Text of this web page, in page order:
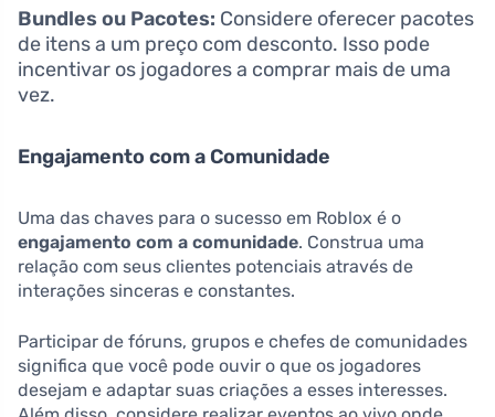
Bundles ou Pacotes: Considere oferecer pacotes
de itens a um preço com desconto. Isso pode
incentivar os jogadores a comprar mais de uma
vez.
Engajamento com a Comunidade
Uma das chaves para o sucesso em Roblox é o
engajamento com a comunidade. Construa uma
relação com seus clientes potenciais através de
interações sinceras e constantes.
Participar de fóruns, grupos e chefes de comunidades
significa que você pode ouvir o que os jogadores
desejam e adaptar suas criações a esses interesses.